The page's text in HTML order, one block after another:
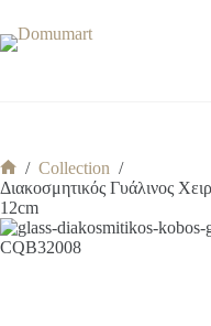
στο
περιεχόμενο
Αρχική
σελίδα
/ Collection /
Διακοσμητικός Γυάλινος
12cm